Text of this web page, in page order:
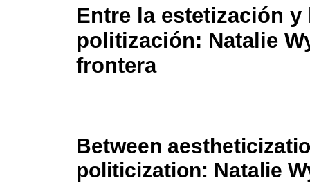
Entre la estetización y
politización: Natalie
frontera
Between
politicization: Natalie